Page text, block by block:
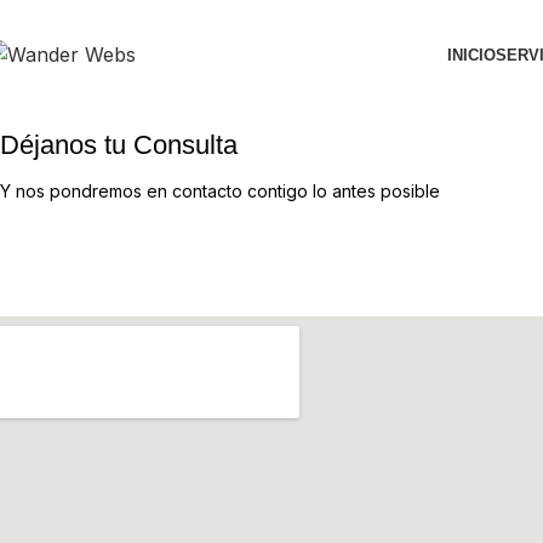
INICIO
Déjanos tu Consulta
Y nos pondremos en contacto contigo lo antes posible